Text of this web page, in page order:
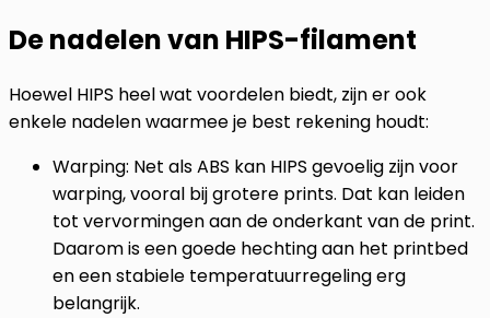
De nadelen van HIPS-filament
Hoewel HIPS heel wat voordelen biedt, zijn er ook
enkele nadelen waarmee je best rekening houdt:
Warping: Net als ABS kan HIPS gevoelig zijn voor
warping, vooral bij grotere prints. Dat kan leiden
tot vervormingen aan de onderkant van de print.
Daarom is een goede hechting aan het printbed
en een stabiele temperatuurregeling erg
belangrijk.